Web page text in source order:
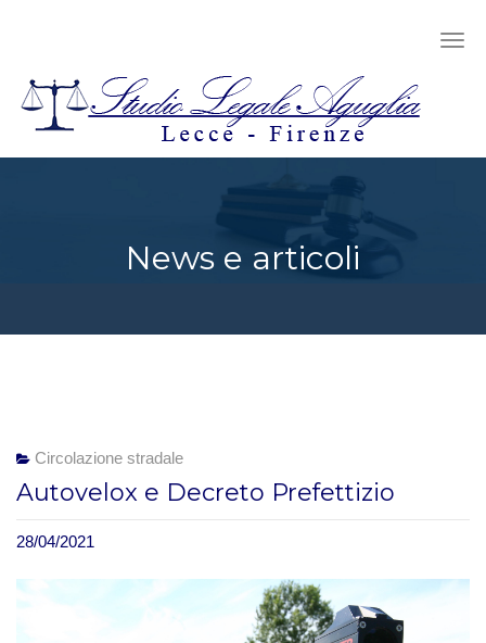
News e articoli
Circolazione stradale
Autovelox e Decreto Prefettizio
28/04/2021